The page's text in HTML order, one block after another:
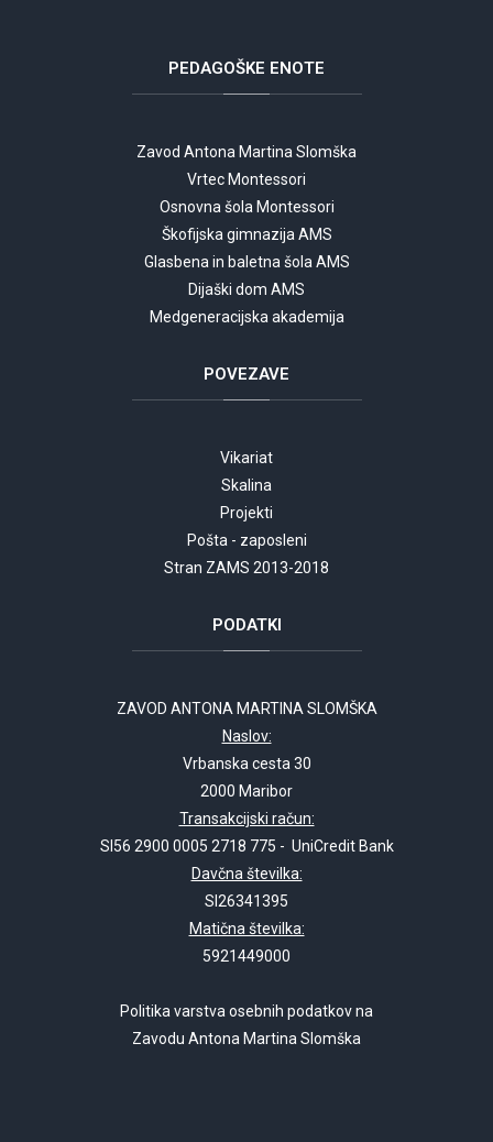
PEDAGOŠKE ENOTE
Zavod Antona Martina Slomška
Vrtec Montessori
Osnovna šola Montessori
Škofijska gimnazija AMS
Glasbena in baletna šola AMS
Dijaški dom AMS
Medgeneracijska akademija
POVEZAVE
Vikariat
Skalina
Projekti
Pošta - zaposleni
Stran ZAMS 2013-2018
PODATKI
ZAVOD ANTONA MARTINA SLOMŠKA
Naslov:
Vrbanska cesta 30
2000 Maribor
Transakcijski račun:
SI56 2900 0005 2718 775 - UniCredit Bank
Davčna številka:
SI26341395
Matična številka:
5921449000
Politika varstva osebnih podatkov na
Zavodu Antona Martina Slomška